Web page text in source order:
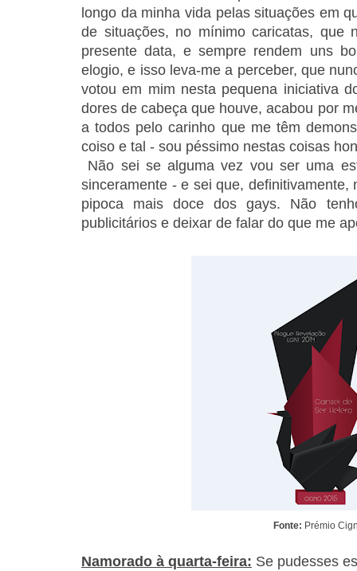
longo da minha vida pelas situações em
de situações, no mínimo caricatas, que
presente data, e sempre rendem uns
elogio, e isso leva-me a perceber, que
votou em mim nesta pequena iniciativa
dores de cabeça que houve, acabou por
a todos pelo carinho que me têm
coiso e tal - sou péssimo nestas coisas
Não sei se alguma vez vou ser uma
sinceramente - e sei que, definitivamente,
pipoca mais doce dos gays. Não
publicitários e deixar de falar do que me
Fonte: Prémio
Namorado à quarta-feira: Se pudesses